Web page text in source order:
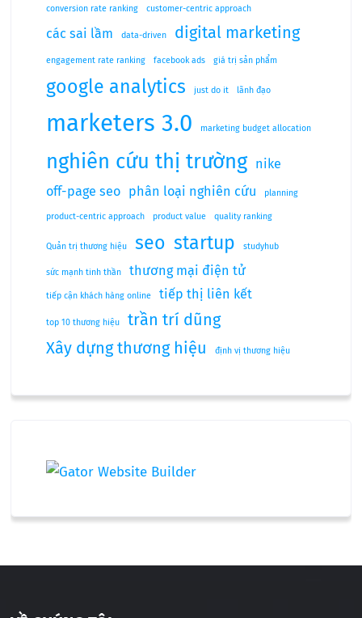
conversion rate ranking customer-centric approach
các sai lầm data-driven digital marketing
engagement rate ranking facebook ads giá trị sản phẩm
google analytics just do it lãnh đạo
marketers 3.0 marketing budget allocation
nghiên cứu thị trường
nike
off-page seo
phân loại nghiên cứu planning
product-centric approach product value quality ranking
Quản trị thương hiệu seo startup studyhub
sức mạnh tinh thần thương mại điện tử
tiếp cận khách hàng online tiếp thị liên kết
top 10 thương hiệu
trần trí dũng
Xây dựng thương hiệu
định vị thương hiệu